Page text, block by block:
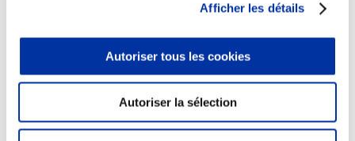
Afficher les détails
Autoriser tous les cookies
Autoriser la sélection
Elevage
Transport – mise en marché
Partenaire Climat
Alimentation de qualité, raisonnée et durable